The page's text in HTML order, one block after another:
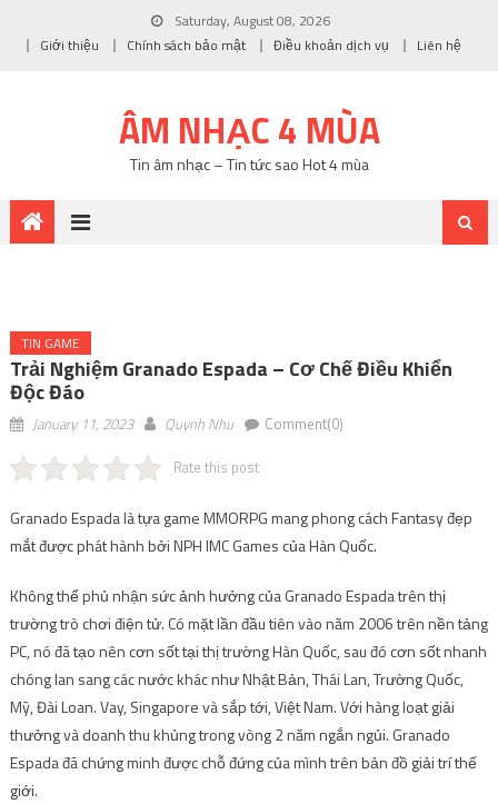
Saturday, August 08, 2026
Giới thiệu
Chính sách bảo mật Điều khoản dịch vụ Liên hệ
ÂM NHẠC 4 MÙA
Tin âm nhạc – Tin tức sao Hot 4 mùa
TIN GAME
Trải Nghiệm Granado Espada – Cơ Chế Điều Khiển
Độc Đáo
January 11, 2023 Quynh Nhu Comment(0)
Rate this post
Granado Espada là tựa game MMORPG mang phong cách Fantasy đẹp
mắt được phát hành bởi NPH IMC Games của Hàn Quốc.
Không thể phủ nhận sức ảnh hưởng của Granado Espada trên thị
trường trò chơi điện tử. Có mặt lần đầu tiên vào năm 2006 trên nền tảng
PC, nó đã tạo nên cơn sốt tại thị trường Hàn Quốc, sau đó cơn sốt nhanh
chóng lan sang các nước khác như Nhật Bản, Thái Lan, Trường Quốc,
Mỹ, Đài Loan. Vay, Singapore và sắp tới, Việt Nam. Với hàng loạt giải
thưởng và doanh thu khủng trong vòng 2 năm ngắn ngủi. Granado
Espada đã chứng minh được chỗ đứng của mình trên bản đồ giải trí thế
giới.